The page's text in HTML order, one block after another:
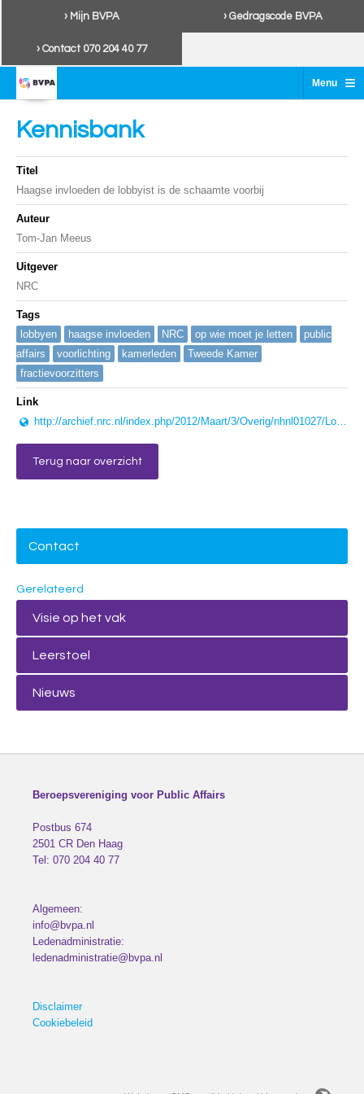
› Mijn BVPA › Gedragscode BVPA
› Contact 070 204 40 77
Menu ≡
Kennisbank
Titel
Haagse invloeden de lobbyist is de schaamte voorbij
Auteur
Tom-Jan Meeus
Uitgever
NRC
Tags
lobbyen
haagse invloeden NRC op wie moet je letten
public
affairs
voorlichting kamerleden
Tweede Kamer
fractievoorzitters
Link
http://archief.nrc.nl/index.php/2012/Maart/3/Overig/nhnl01027/Lobbyist+is+schaamte+voorbij/check=Y/identify=Y
Terug naar overzicht
Contact
Gerelateerd
Visie op het vak
Leerstoel
Nieuws
Beroepsvereniging voor Public Affairs
Postbus 674
2501 CR Den Haag
Tel: 070 204 40 77
Algemeen:
info@bvpa.nl
Ledenadministratie:
ledenadministratie@bvpa.nl
Disclaimer
Cookiebeleid